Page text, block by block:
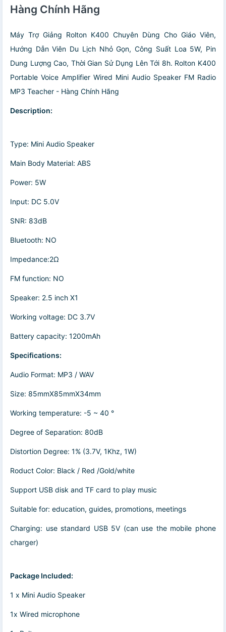
Hàng Chính Hãng
Máy Trợ Giảng Rolton K400 Chuyên Dùng Cho Giáo Viên,
Hướng Dẫn Viên Du Lịch Nhỏ Gọn, Công Suất Loa 5W, Pin
Dung Lượng Cao, Thời Gian Sử Dụng Lên Tới 8h. Rolton K400
Portable Voice Amplifier Wired Mini Audio Speaker FM Radio
MP3 Teacher - Hàng Chính Hãng
Description:
Type: Mini Audio Speaker
Main Body Material: ABS
Power: 5W
Input: DC 5.0V
SNR: 83dB
Bluetooth: NO
Impedance:2Ω
FM function: NO
Speaker: 2.5 inch X1
Working voltage: DC 3.7V
Battery capacity: 1200mAh
Specifications:
Audio Format: MP3 / WAV
Size: 85mmX85mmX34mm
Working temperature: -5 ~ 40 °
Degree of Separation: 80dB
Distortion Degree: 1% (3.7V, 1Khz, 1W)
Roduct Color: Black / Red /Gold/white
Support USB disk and TF card to play music
Suitable for: education, guides, promotions, meetings
Charging: use standard USB 5V (can use the mobile phone
charger)
Package Included:
1 x Mini Audio Speaker
1x Wired microphone